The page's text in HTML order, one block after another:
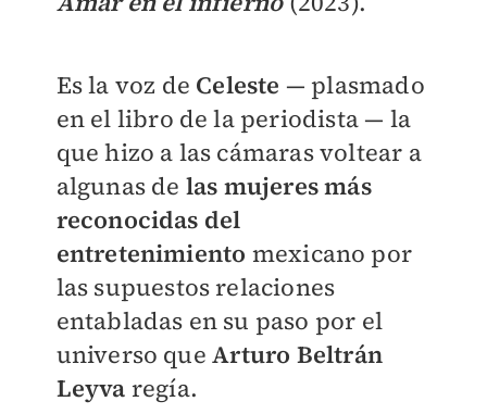
Es la voz de Celeste — plasmado
en el libro de la periodista — la
que hizo a las cámaras voltear a
algunas de las mujeres más
reconocidas del
entretenimiento mexicano por
las supuestos relaciones
entabladas en su paso por el
universo queArturo Beltrán
Leyva regía.